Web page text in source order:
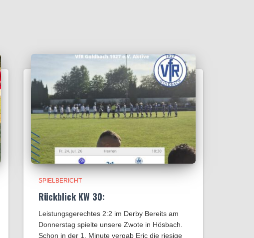
SPIELBERICHT
Rückblick KW 30:
Leistungsgerechtes 2:2 im Derby Bereits am
Donnerstag spielte unsere Zwote in Hösbach.
Schon in der 1. Minute vergab Eric die riesige